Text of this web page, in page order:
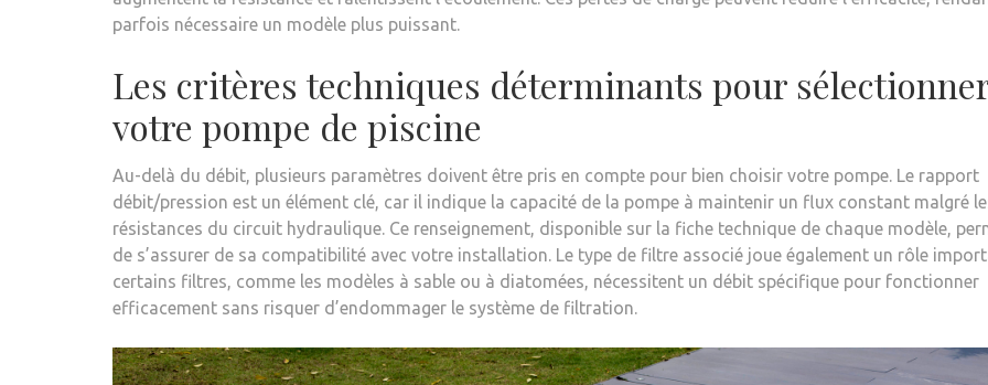
parfois nécessaire un modèle plus puissant.
Les critères techniques déterminants pour
votre pompe de piscine
Au-delà du débit, plusieurs paramètres doivent être pris en compte pour bien choisir votre pompe. Le rapport
débit/pression est un élément clé, car il indique la capacité de la pompe à maintenir un flux constant malgré
résistances du circuit hydraulique. Ce renseignement, disponible sur la fiche technique de chaque modèle,
de s’assurer de sa compatibilité avec votre installation. Le type de filtre associé joue également un rôle
certains filtres, comme les modèles à sable ou à diatomées, nécessitent un débit spécifique pour fonctionner
efficacement sans risquer d’endommager le système de filtration.